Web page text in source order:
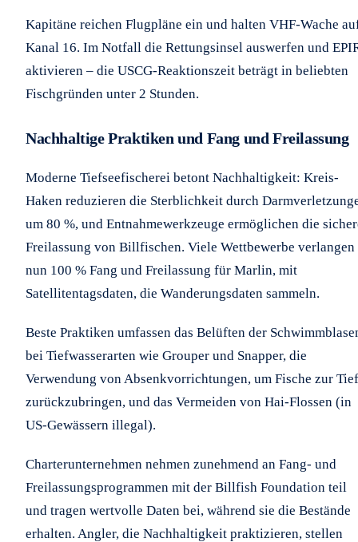
Kapitäne reichen Flugpläne ein und halten VHF-Wache
Kanal 16. Im Notfall die Rettungsinsel auswerfen und
aktivieren – die USCG-Reaktionszeit beträgt in beliebten
Fischgründen unter 2 Stunden.
Nachhaltige Praktiken und Fang und Freilassung
Moderne Tiefseefischerei betont Nachhaltigkeit: Kreis-
Haken reduzieren die Sterblichkeit durch
um 80 %, und Entnahmewerkzeuge ermöglichen die
Freilassung von Billfischen. Viele Wettbewerbe verlangen
nun 100 % Fang und Freilassung für Marlin, mit
Satellitentagsdaten, die Wanderungsdaten sammeln.
Beste Praktiken umfassen das Belüften der
bei Tiefwasserarten wie Grouper und Snapper, die
Verwendung von Absenkvorrichtungen, um Fische zur
zurückzubringen, und das Vermeiden von Hai-Flossen (in
US-Gewässern illegal).
Charterunternehmen nehmen zunehmend an Fang- und
Freilassungsprogrammen mit der Billfish Foundation teil
und tragen wertvolle Daten bei, während sie die Bestände
erhalten. Angler, die Nachhaltigkeit praktizieren, stellen